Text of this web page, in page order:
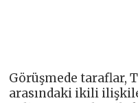
Görüşmede taraflar,
arasındaki ikili